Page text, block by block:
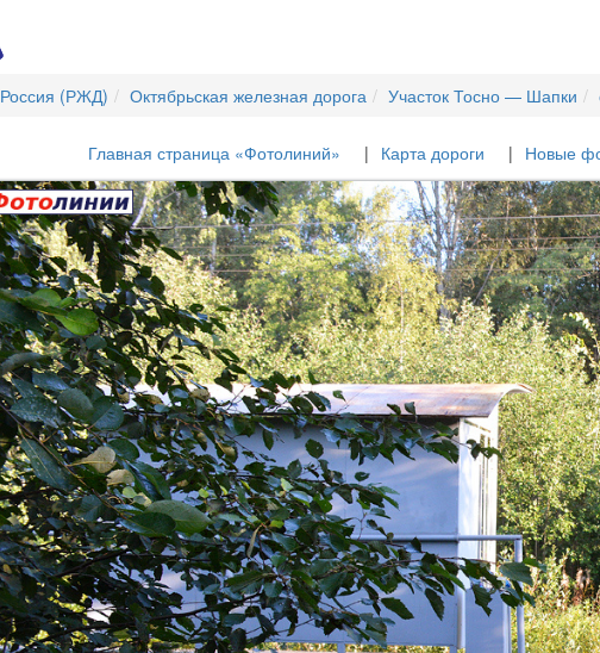
Россия (РЖД) Октябрьская железная дорога Участок Тосно — Шапки
Главная страница «Фотолиний» Карта дороги Новые